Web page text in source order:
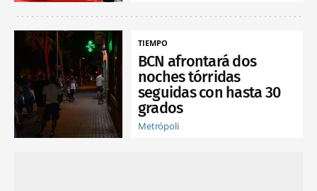
TIEMPO
BCN afrontará dos
noches tórridas
seguidas con hasta 30
grados
Metrópoli